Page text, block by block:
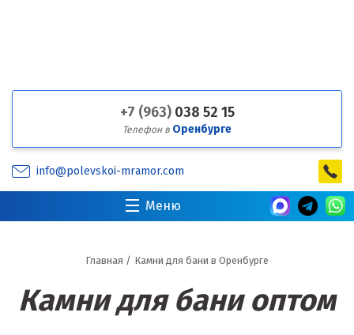
+7 (963) 038 52 15
Телефон в Оренбурге
info@polevskoi-mramor.com
Меню
Главная / Камни для бани в Оренбурге
Камни для бани оптом